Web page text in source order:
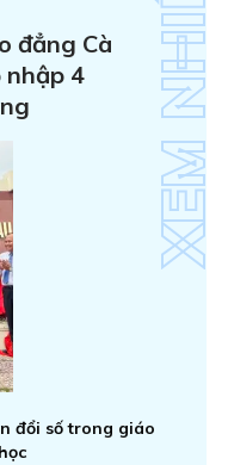
đẳng Cà
nhập 4
đổi số trong giáo